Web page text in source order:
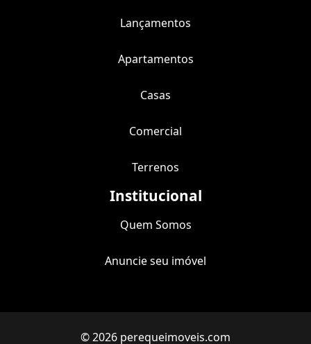
Lançamentos
Apartamentos
Casas
Comercial
Terrenos
Institucional
Quem Somos
Anuncie seu imóvel
© 2026 perequeimoveis.com